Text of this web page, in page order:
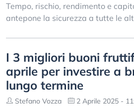
Tempo, rischio, rendimento e
antepone la sicurezza a tutte le
I 3 migliori buoni
aprile per investire a
lungo termine
Stefano Vozza 2 Aprile 2025 -